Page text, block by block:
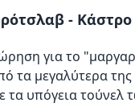
- Κάστρο
για το
τα μεγαλύτερα
τα υπόγεια τούνελ